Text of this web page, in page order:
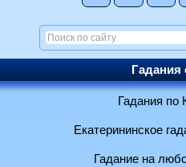
Гадания
Гадания по
Екатерининское
Гадание на